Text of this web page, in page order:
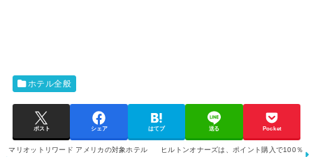
ホテル全般
ポスト シェア はてブ 送る Pocket
マリオットリワード アメリカの対象ホテル
ヒルトンオナーズは、ポイント購入で100％